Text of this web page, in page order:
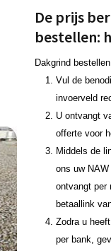
De prijs
bestellen:
Dakgrind
Vul de
invoerveld
U ontvangt
offerte voor
Middels de
ons uw
ontvangt per
betaallink
Zodra u
per bank,